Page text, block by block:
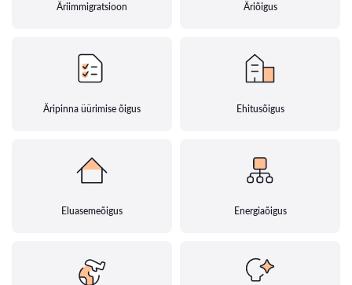
Äriimmigratsioon Äriõigus
Äripinna üürimise õigus Ehitusõigus
Eluasemeõigus Energiaõigus